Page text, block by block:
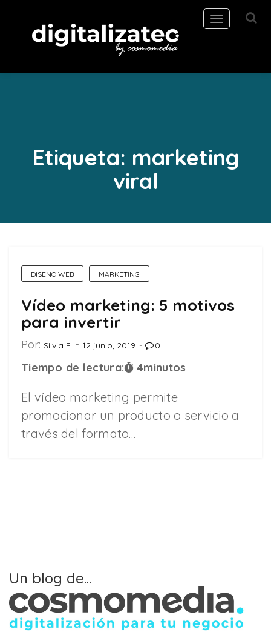
Toggle
navigation
Etiqueta: marketing
viral
DISEÑO WEB MARKETING
Vídeo marketing: 5 motivos
para invertir
Por: Silvia F. 12 junio, 2019 0
Tiempo de lectura: 4minutos
El vídeo marketing permite
promocionar un producto o servicio a
través del formato…
Un blog de...